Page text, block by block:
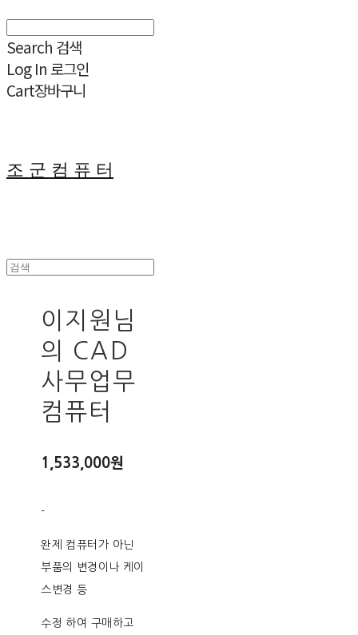
Search 검색
Log In 로그인
Cart장바구니
조 군 컴 퓨 터
이지원님
의 CAD
사무업무
컴퓨터
1,533,000원
-
완제 컴퓨터가 아닌
부품의 변경이나 케이
스변경 등
수정 하여 구매하고